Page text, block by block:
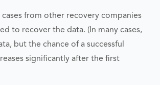
from other recovery companies
to recover the data. (In many cases,
but the chance of a successful
significantly after the first